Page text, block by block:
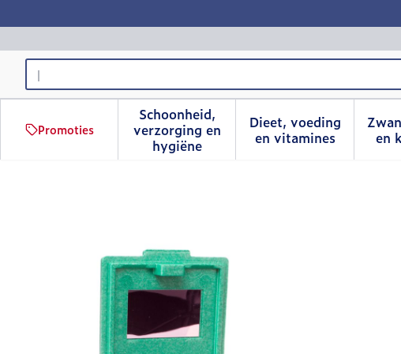
Product, merk, categorie...
Promoties
Schoonheid,
verzorging en
hygiëne
Toon submenu voor Schoonheid,
Dieet, voeding
en vitaminesToon submenu
en
Oogspoelkoffer Plum